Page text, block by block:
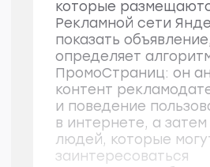
Топ-5 неудачных
подарков учителю
на 8 Марта и чем
порадовать
в праздник
В преддверии 8 марта школьные
чаты «гудят» по поводу подарков
для учителей. Родители
обсуждают варианты, ругаются
из-за денег — сплошной стресс.
Но даже если удается быстро